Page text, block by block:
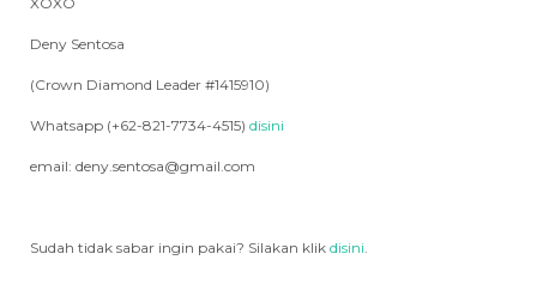
Deny Sentosa
(Crown Diamond Leader #1415910)
Whatsapp (+62-821-7734-4515) disini
email: deny.sentosa@gmail.com
Sudah tidak sabar ingin pakai? Silakan klik disini